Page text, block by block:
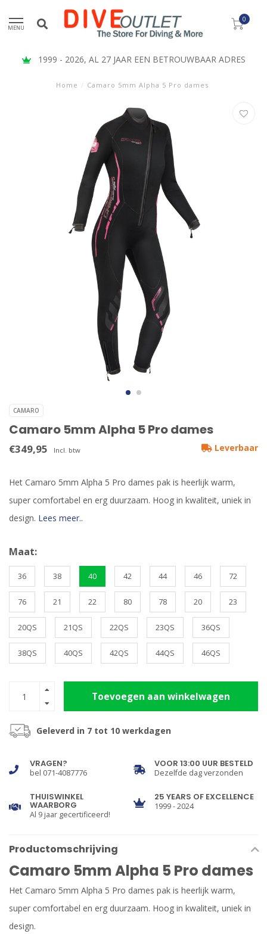
MENU
0
1999 - 2026, AL 27 JAAR EEN BETROUWBAAR ADRES
Home / Camaro 5mm Alpha 5 Pro dames
CAMARO
Camaro 5mm Alpha 5 Pro dames
€349,95 Incl. btw Leverbaar
Het Camaro 5mm Alpha 5 Pro dames pak is heerlijk warm,
super comfortabel en erg duurzaam. Hoog in kwaliteit, uniek in
design. Lees meer..
Maat:
36 38 40 42 44 46 72
76 21 22 80 78 20 23
20QS 21QS 22QS 23QS 36QS
38QS 40QS 42QS 44QS 46QS
Toevoegen aan winkelwagen
Geleverd in 7 tot 10 werkdagen
VRAGEN?
bel 071-4087776
VOOR 13:00 UUR BESTELD
Dezelfde dag verzonden
THUISWINKEL
WAARBORG
Al 9 jaar gecertificeerd!
25 YEARS OF EXCELLENCE
1999 - 2024
Productomschrijving
Camaro 5mm Alpha 5 Pro dames
Het Camaro 5mm Alpha 5 Pro dames pak is heerlijk warm,
super comfortabel en erg duurzaam. Hoog in kwaliteit, uniek in
design.